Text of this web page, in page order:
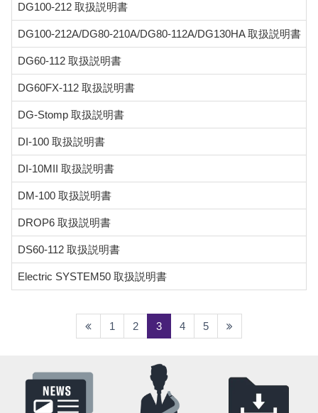
DG100-212 取扱説明書
DG100-212A/DG80-210A/DG80-112A/DG130HA 取扱説明書
DG60-112 取扱説明書
DG60FX-112 取扱説明書
DG-Stomp 取扱説明書
DI-100 取扱説明書
DI-10MII 取扱説明書
DM-100 取扱説明書
DROP6 取扱説明書
DS60-112 取扱説明書
Electric SYSTEM50 取扱説明書
1 2 3(current)
4 5